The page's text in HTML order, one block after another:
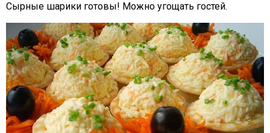
Сырные шарики готовы! Можно угощать гостей.